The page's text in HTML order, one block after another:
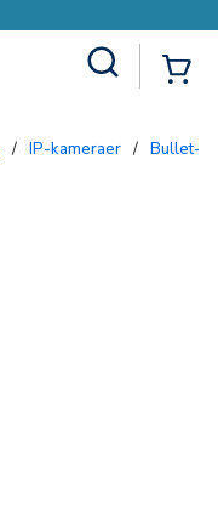
/ IP-kameraer / Bullet-